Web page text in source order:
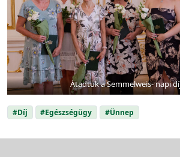
Átadtuk a Semmelweis- napi
#Díj #Egészségügy #Ünnep